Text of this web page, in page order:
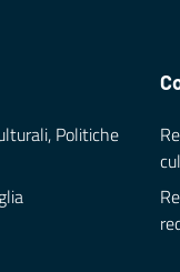
Politiche